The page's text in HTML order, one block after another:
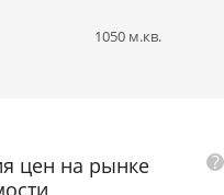
1050 м.кв.
цен на рынке
?